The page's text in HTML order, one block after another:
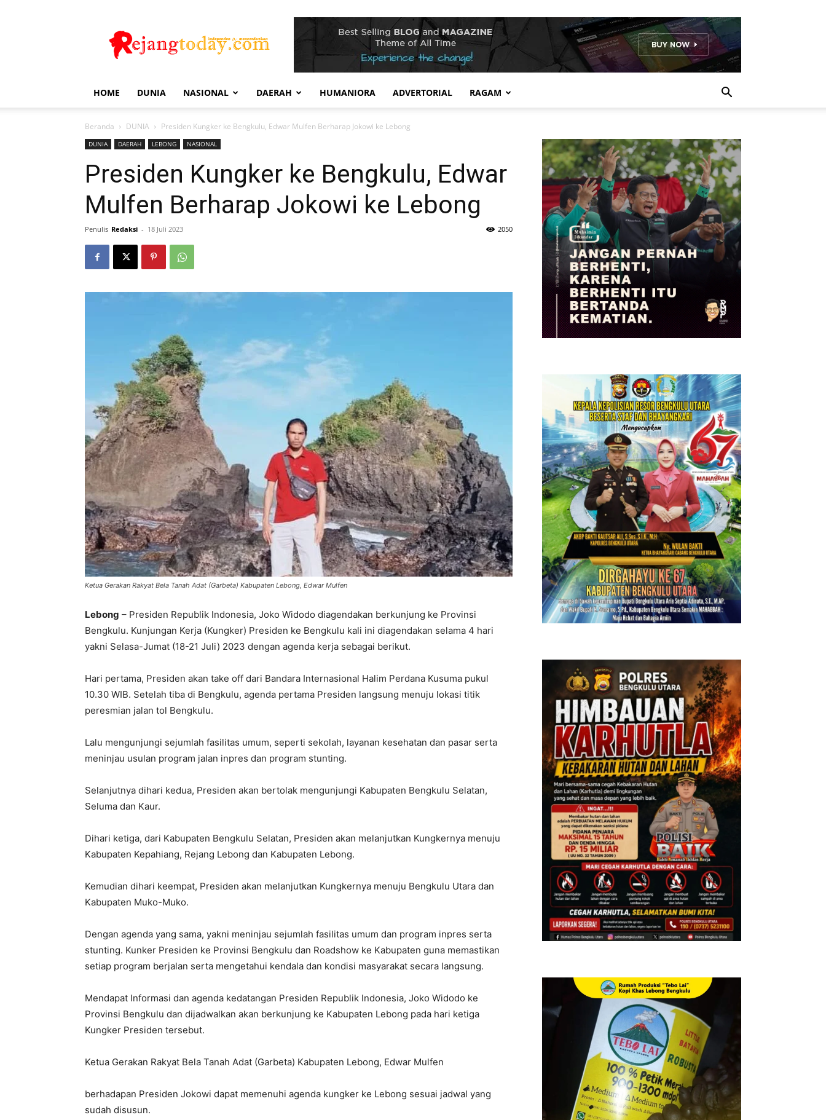
Today
HOME DUNIA NASIONAL DAERAH HUMANIORA ADVERTORIAL RAGAM
Beranda DUNIA Presiden Kungker ke Bengkulu, Edwar Mulfen Berharap Jokowi ke Lebong
DUNIA DAERAH LEBONG NASIONAL
Presiden Kungker ke Bengkulu, Edwar
Mulfen Berharap Jokowi ke Lebong
Penulis Redaksi - 18 Juli 2023 2050
Ketua Gerakan Rakyat Bela Tanah Adat (Garbeta) Kabupaten Lebong, Edwar Mulfen
Lebong – Presiden Republik Indonesia, Joko Widodo diagendakan berkunjung ke Provinsi
Bengkulu. Kunjungan Kerja (Kungker) Presiden ke Bengkulu kali ini diagendakan selama 4 hari
yakni Selasa-Jumat (18-21 Juli) 2023 dengan agenda kerja sebagai berikut.
Hari pertama, Presiden akan take off dari Bandara Internasional Halim Perdana Kusuma pukul
10.30 WIB. Setelah tiba di Bengkulu, agenda pertama Presiden langsung menuju lokasi titik
peresmian jalan tol Bengkulu.
Lalu mengunjungi sejumlah fasilitas umum, seperti sekolah, layanan kesehatan dan pasar serta
meninjau usulan program jalan inpres dan program stunting.
Selanjutnya dihari kedua, Presiden akan bertolak mengunjungi Kabupaten Bengkulu Selatan,
Seluma dan Kaur.
Dihari ketiga, dari Kabupaten Bengkulu Selatan, Presiden akan melanjutkan Kungkernya menuju
Kabupaten Kepahiang, Rejang Lebong dan Kabupaten Lebong.
Kemudian dihari keempat, Presiden akan melanjutkan Kungkernya menuju Bengkulu Utara dan
Kabupaten Muko-Muko.
Dengan agenda yang sama, yakni meninjau sejumlah fasilitas umum dan program inpres serta
stunting. Kunker Presiden ke Provinsi Bengkulu dan Roadshow ke Kabupaten guna memastikan
setiap program berjalan serta mengetahui kendala dan kondisi masyarakat secara langsung.
Mendapat Informasi dan agenda kedatangan Presiden Republik Indonesia, Joko Widodo ke
Provinsi Bengkulu dan dijadwalkan akan berkunjung ke Kabupaten Lebong pada hari ketiga
Kungker Presiden tersebut.
Ketua Gerakan Rakyat Bela Tanah Adat (Garbeta) Kabupaten Lebong, Edwar Mulfen
berhadapan Presiden Jokowi dapat memenuhi agenda kungker ke Lebong sesuai jadwal yang
sudah disusun.